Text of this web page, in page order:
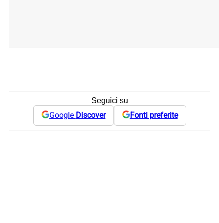
Seguici su
Google Discover Fonti preferite